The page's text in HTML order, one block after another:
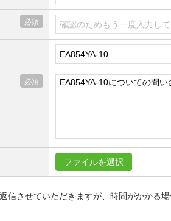
ファイルを選択
信させていただきますが、時間がかかる